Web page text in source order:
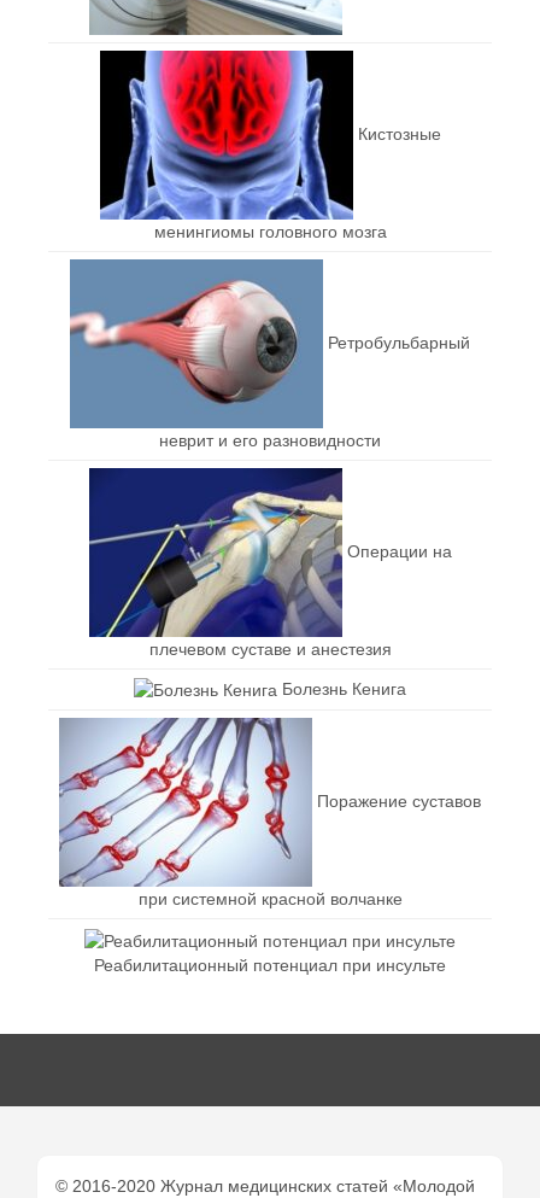
Кистозные
менингиомы головного мозга
Ретробульбарный
неврит и его разновидности
Операции на
плечевом суставе и анестезия
Болезнь Кенига
Поражение суставов
при системной красной волчанке
Реабилитационный потенциал при инсульте
© 2016-2020 Журнал медицинских статей «Молодой